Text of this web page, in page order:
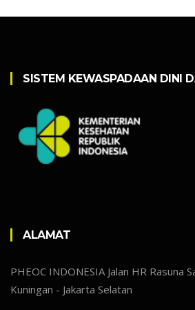
SISTEM KEWASPADAAN DINI
ALAMAT
PHEOC INDONESIA Jalan HR Rasuna
Kuningan - Jakarta Selatan